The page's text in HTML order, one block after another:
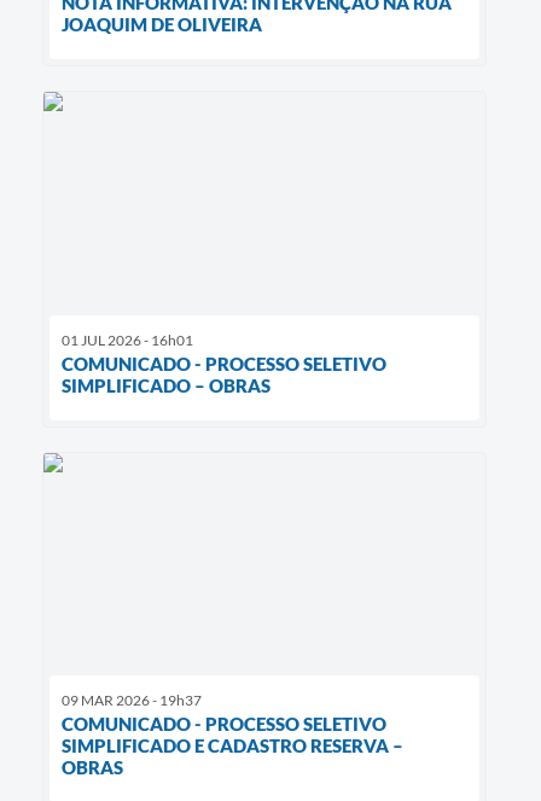
JOAQUIM DE OLIVEIRA
01 JUL 2026 - 16h01
COMUNICADO - PROCESSO SELETIVO
SIMPLIFICADO – OBRAS
09 MAR 2026 - 19h37
COMUNICADO - PROCESSO SELETIVO
SIMPLIFICADO E CADASTRO RESERVA –
OBRAS